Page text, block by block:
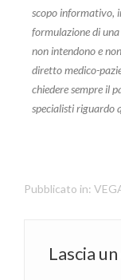
scopo informativo,
formulazione di
non intendono e
diretto medico-
chiedere sempre il
specialisti riguardo
Pubblicato in:
Lascia